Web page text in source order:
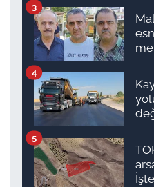
3
4
5